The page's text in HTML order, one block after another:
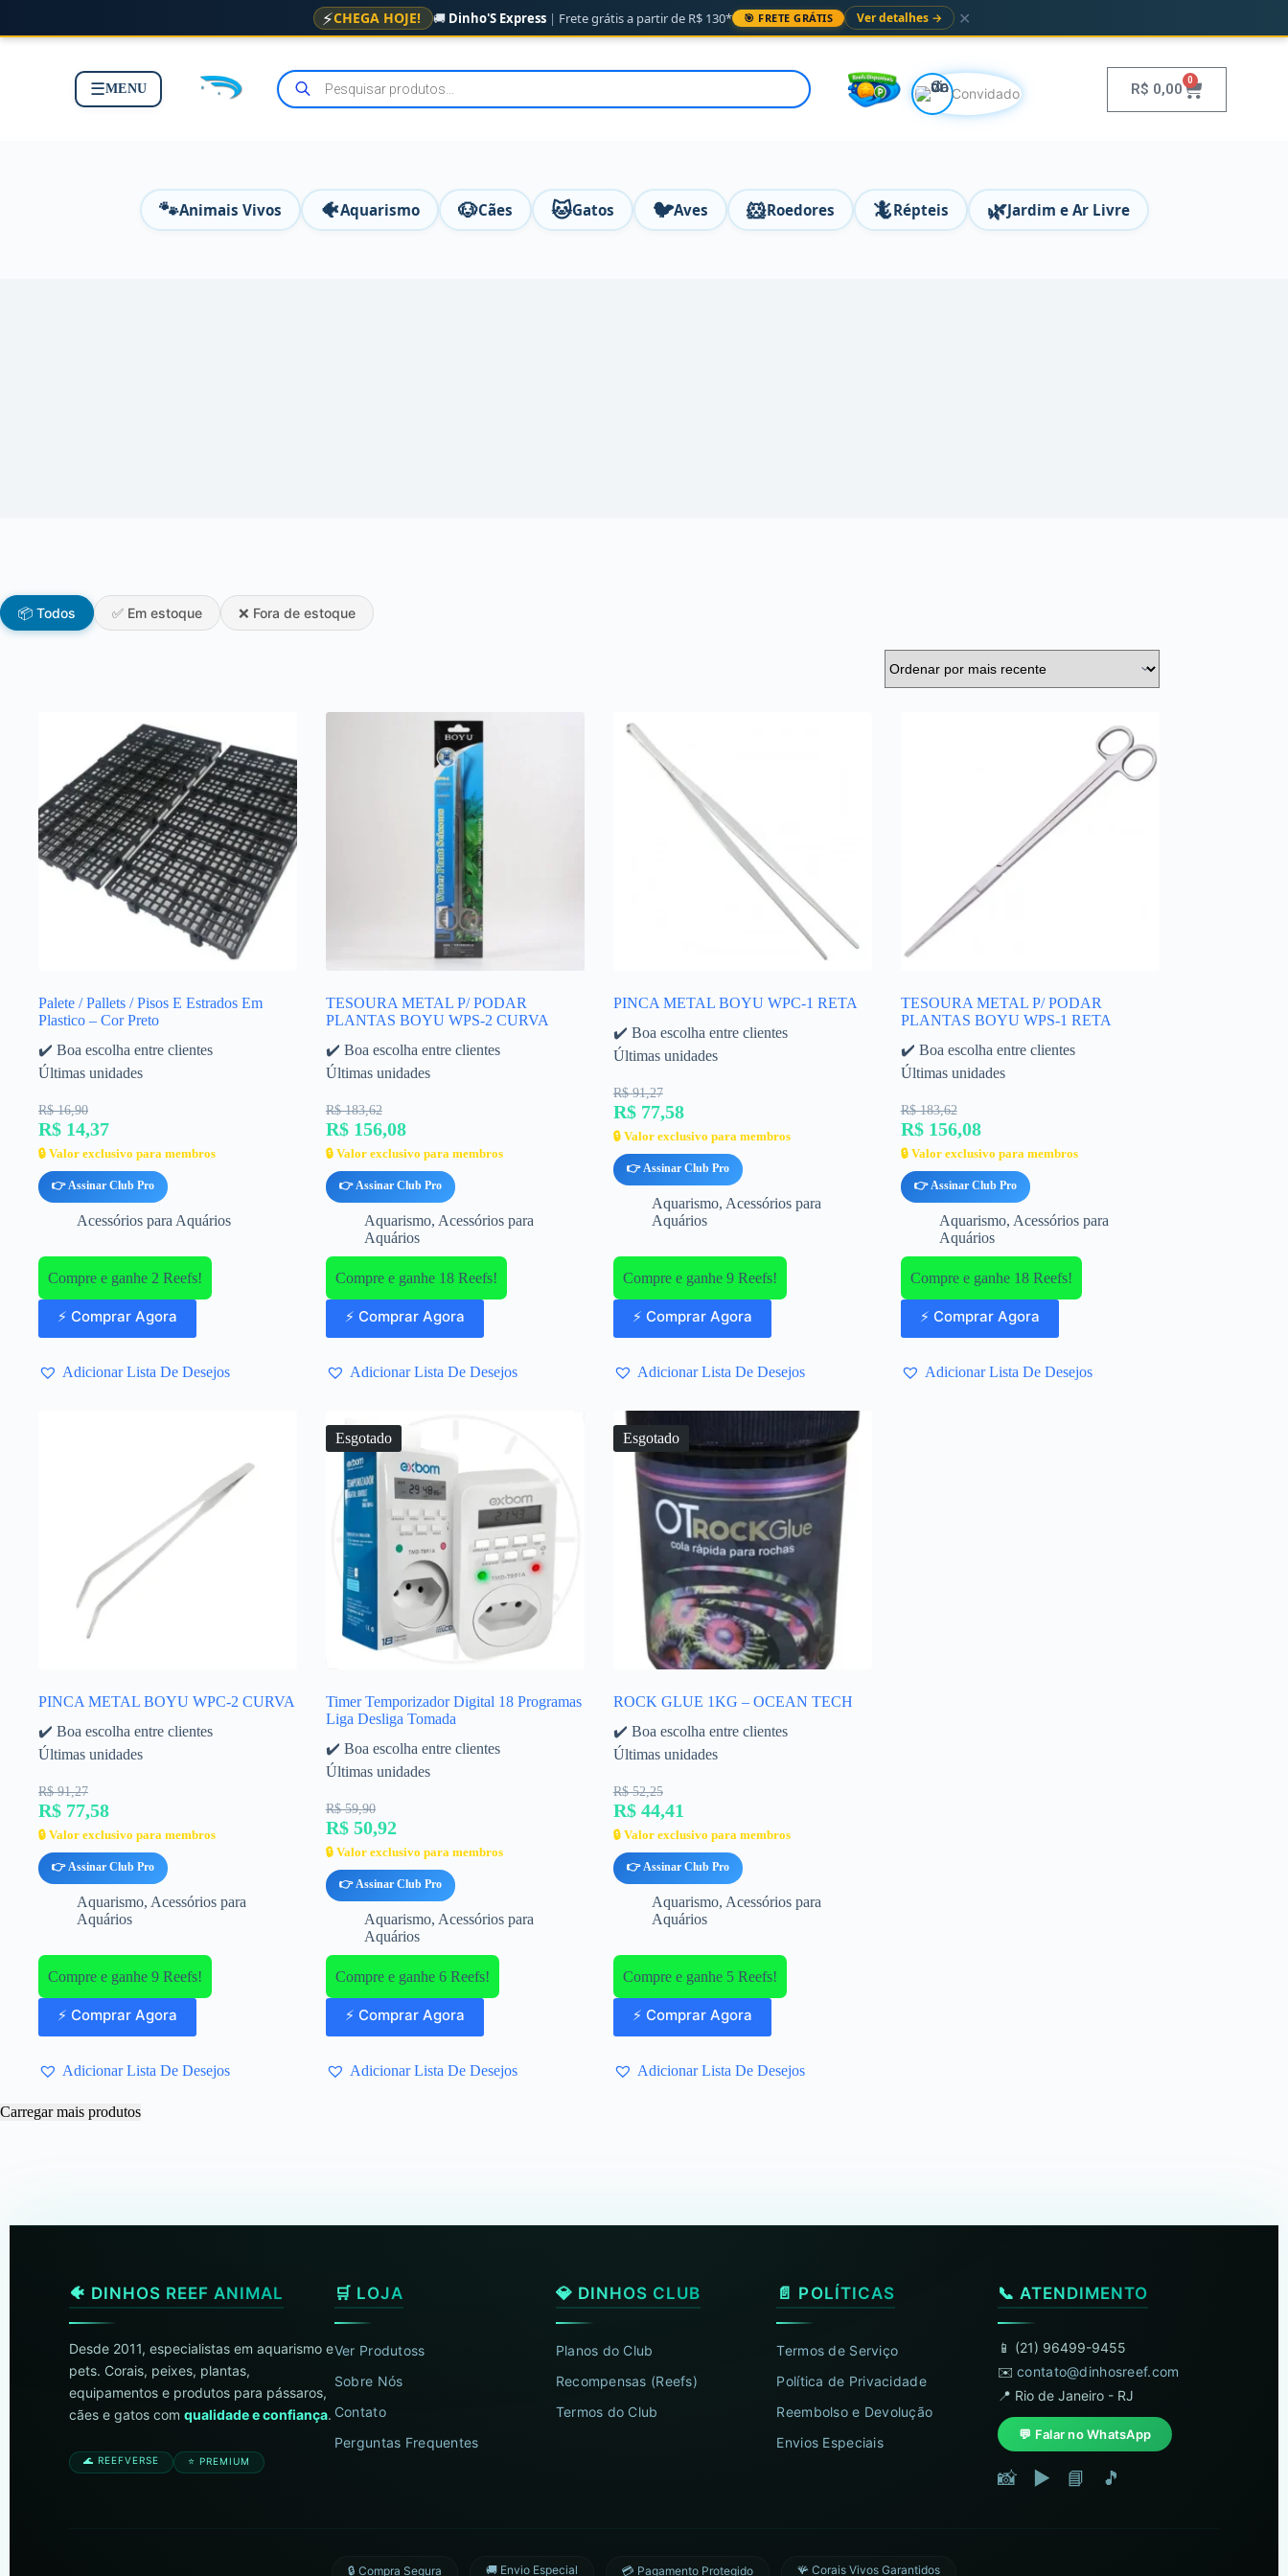
⚡CHEGA HOJE! 🚚 Dinho'S Express | Frete grátis a partir de R$ 130* 🎯 FRETE GRÁTIS Ver detalhes → ✕
☰MENU Convidado R$ 0,00
0
🐾Animais Vivos 🐠Aquarismo 🐶Cães 🐱Gatos 🐦Aves 🐹Roedores 🦎Répteis 🌿Jardim e Ar Livre
📦 Todos ✅ Em estoque ❌ Fora de estoque
Palete / Pallets / Pisos E Estrados Em
Plastico – Cor Preto
✔️ Boa escolha entre clientes
Últimas unidades
R$ 16,90
R$ 14,37
🔒 Valor exclusivo para membros
👉 Assinar Club Pro
Acessórios para Aquários
Compre e ganhe 2 Reefs!
⚡ Comprar Agora
Adicionar Lista De Desejos
TESOURA METAL P/ PODAR
PLANTAS BOYU WPS-2 CURVA
✔️ Boa escolha entre clientes
Últimas unidades
R$ 183,62
R$ 156,08
🔒 Valor exclusivo para membros
👉 Assinar Club Pro
Aquarismo, Acessórios para
Aquários
Compre e ganhe 18 Reefs!
⚡ Comprar Agora
Adicionar Lista De Desejos
PINCA METAL BOYU WPC-1 RETA
✔️ Boa escolha entre clientes
Últimas unidades
R$ 91,27
R$ 77,58
🔒 Valor exclusivo para membros
👉 Assinar Club Pro
Aquarismo, Acessórios para
Aquários
Compre e ganhe 9 Reefs!
⚡ Comprar Agora
Adicionar Lista De Desejos
TESOURA METAL P/ PODAR
PLANTAS BOYU WPS-1 RETA
✔️ Boa escolha entre clientes
Últimas unidades
R$ 183,62
R$ 156,08
🔒 Valor exclusivo para membros
👉 Assinar Club Pro
Aquarismo, Acessórios para
Aquários
Compre e ganhe 18 Reefs!
⚡ Comprar Agora
Adicionar Lista De Desejos
PINCA METAL BOYU WPC-2 CURVA
✔️ Boa escolha entre clientes
Últimas unidades
R$ 91,27
R$ 77,58
🔒 Valor exclusivo para membros
👉 Assinar Club Pro
Aquarismo, Acessórios para
Aquários
Compre e ganhe 9 Reefs!
⚡ Comprar Agora
Adicionar Lista De Desejos
Esgotado
Timer Temporizador Digital 18 Programas
Liga Desliga Tomada
✔️ Boa escolha entre clientes
Últimas unidades
R$ 59,90
R$ 50,92
🔒 Valor exclusivo para membros
👉 Assinar Club Pro
Aquarismo, Acessórios para
Aquários
Compre e ganhe 6 Reefs!
⚡ Comprar Agora
Adicionar Lista De Desejos
Esgotado
ROCK GLUE 1KG – OCEAN TECH
✔️ Boa escolha entre clientes
Últimas unidades
R$ 52,25
R$ 44,41
🔒 Valor exclusivo para membros
👉 Assinar Club Pro
Aquarismo, Acessórios para
Aquários
Compre e ganhe 5 Reefs!
⚡ Comprar Agora
Adicionar Lista De Desejos
Carregar mais produtos
🐠 DINHOS REEF ANIMAL
Desde 2011, especialistas em aquarismo e
pets. Corais, peixes, plantas,
equipamentos e produtos para pássaros,
cães e gatos com qualidade e confiança.
🌊 REEFVERSE ⭐ PREMIUM
🛒 LOJA
Ver Produtoss
Sobre Nós
Contato
Perguntas Frequentes
💎 DINHOS CLUB
Planos do Club
Recompensas (Reefs)
Termos do Club
📄 POLÍTICAS
Termos de Serviço
Política de Privacidade
Reembolso e Devolução
Envios Especiais
📞 ATENDIMENTO
📱 (21) 96499-9455
✉️contato@dinhosreef.com
📍 Rio de Janeiro - RJ
💬 Falar no WhatsApp
📸 ▶️ 📘 🎵
🔒 Compra Segura 🚚 Envio Especial 💳 Pagamento Protegido 🪸 Corais Vivos Garantidos